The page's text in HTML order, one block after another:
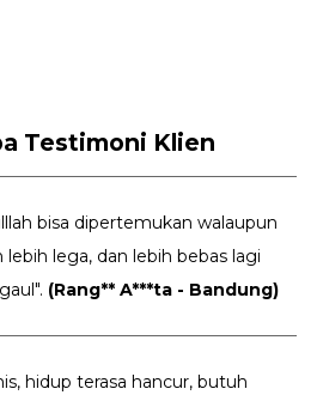
Testimoni Klien
bisa dipertemukan walaupun
lebih lega, dan lebih bebas lagi
(Rang** A***ta - Bandung)
hidup terasa hancur, butuh